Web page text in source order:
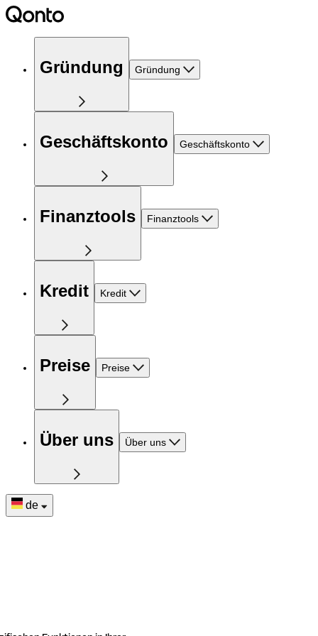
Gründung Gründung
Geschäftskonto Geschäftskonto
Finanztools Finanztools
Kredit Kredit
Preise Preise
Über uns Über uns
de